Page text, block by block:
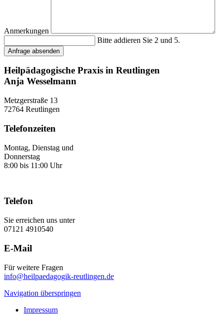
Anmerkungen
Bitte addieren Sie 2 und 5.
Anfrage absenden
Heilpädagogische Praxis in Reutlingen
Anja Wesselmann
Metzgerstraße 13
72764 Reutlingen
Telefonzeiten
Montag, Dienstag und
Donnerstag
8:00 bis 11:00 Uhr
Telefon
Sie erreichen uns unter
07121 4910540
E-Mail
Für weitere Fragen
info@heilpaedagogik-reutlingen.de
Navigation überspringen
Impressum